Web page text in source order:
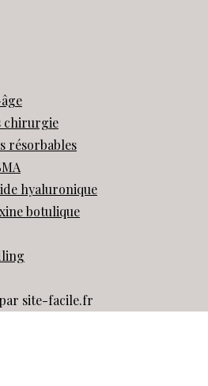
chirurgie
résorbables
hyaluronique
botulique
site-facile.fr